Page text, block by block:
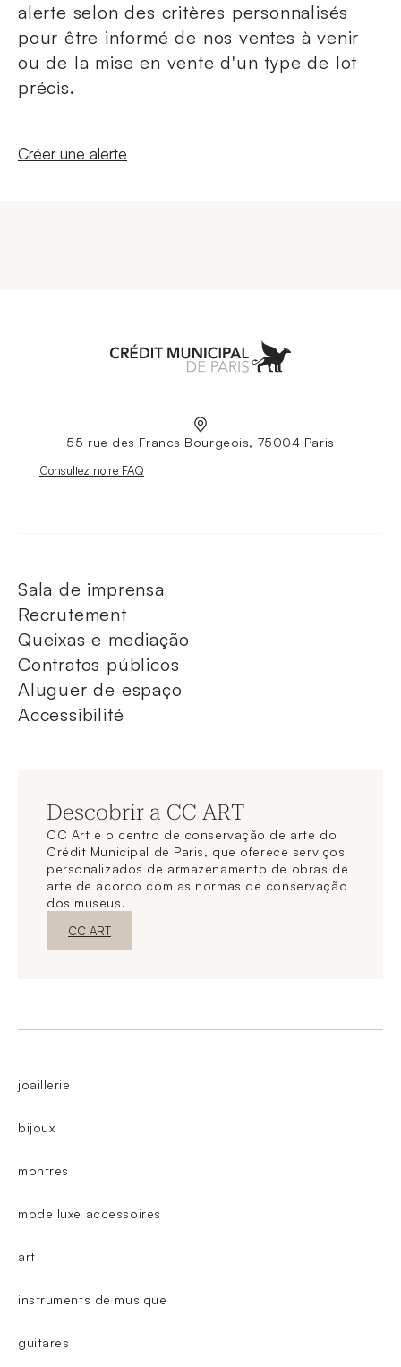
alerte selon des critères personnalisés
pour être informé de nos ventes à venir
ou de la mise en vente d'un type de lot
précis.
Nouvelle fenêtre
Créer une alerte
55 rue des Francs Bourgeois, 75004 Paris
Nouvelle fenêtre
Consultez notre FAQ
Sala de imprensa
Recrutement
Queixas e mediação
Contratos públicos
Aluguer de espaço
Accessibilité
Descobrir a CC ART
CC Art é o centro de conservação de arte do
Crédit Municipal de Paris, que oferece serviços
personalizados de armazenamento de obras de
arte de acordo com as normas de conservação
dos museus.
Nova janelaDescubra o
CC ART
joaillerie
bijoux
montres
mode luxe accessoires
art
instruments de musique
guitares